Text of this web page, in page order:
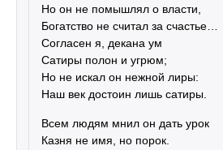
Но он не помышлял о власти,
Богатство не считал за счастье…
Согласен я, декана ум
Сатиры полон и угрюм;
Но не искал он нежной лиры:
Наш век достоин лишь сатиры.
Всем людям мнил он дать урок
Казня не имя, но порок.